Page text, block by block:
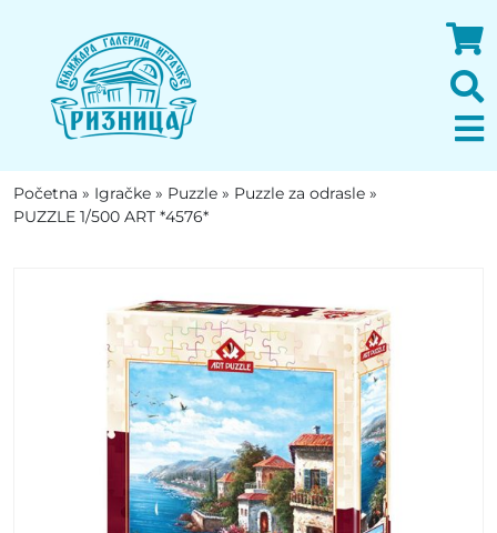
Početna » Igračke » Puzzle » Puzzle za odrasle »
PUZZLE 1/500 ART *4576*